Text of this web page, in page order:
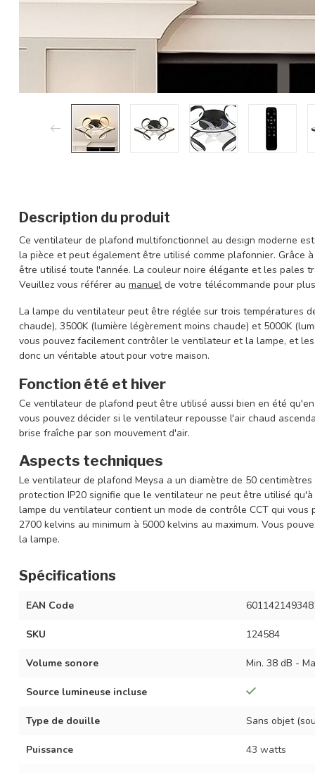
Description du produit
Ce ventilateur de plafond multifonctionnel au design moderne
la pièce et peut également être utilisé comme plafonnier. Grâce
être utilisé toute l'année. La couleur noire élégante et les pales
Veuillez vous référer au manuel de votre télécommande pour
La lampe du ventilateur peut être réglée sur trois températures
chaude), 3500K (lumière légèrement moins chaude) et 5000K
vous pouvez facilement contrôler le ventilateur et la lampe, et
donc un véritable atout pour votre maison.
Fonction été et hiver
Ce ventilateur de plafond peut être utilisé aussi bien en été
vous pouvez décider si le ventilateur repousse l'air chaud
brise fraîche par son mouvement d'air.
Aspects techniques
Le ventilateur de plafond Meysa a un diamètre de 50
protection IP20 signifie que le ventilateur ne peut être utilisé
lampe du ventilateur contient un mode de contrôle CCT qui
2700 kelvins au minimum à 5000 kelvins au maximum. Vous
la lampe.
Spécifications
EAN Code
SKU 124584
Volume sonore Min. 38 dB -
Source lumineuse incluse
Type de douille Sans objet
Puissance 43 watts